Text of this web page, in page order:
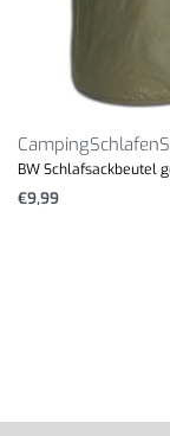
CampingSchlafen
BW Schlafsackbeutel
€9,99